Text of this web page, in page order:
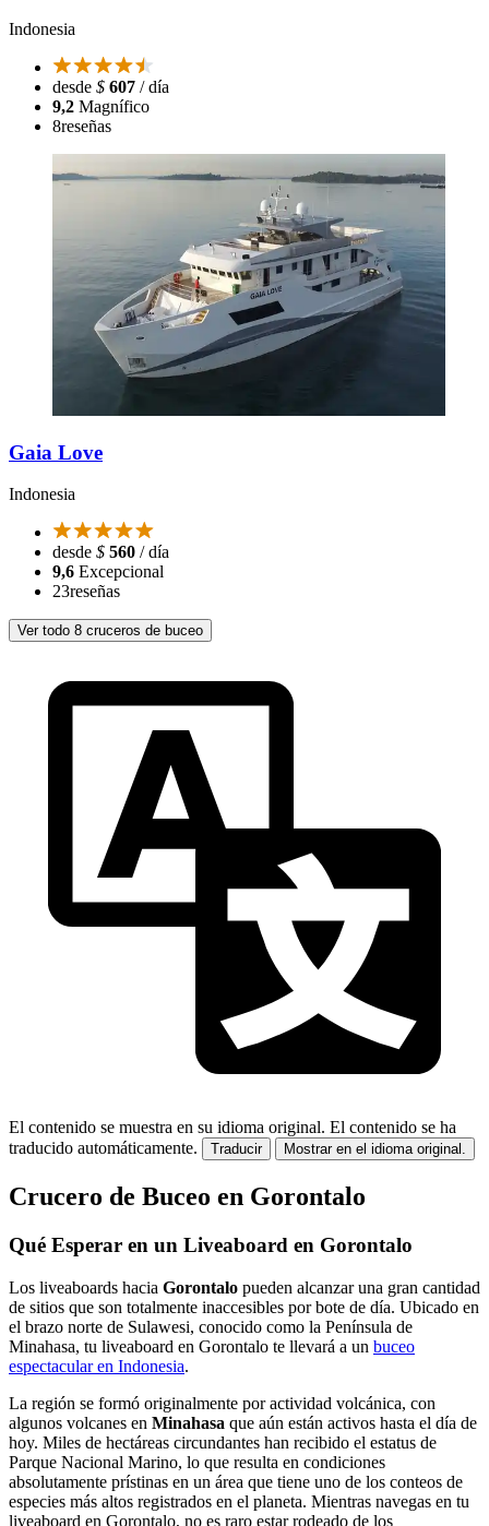
Indonesia
desde $ 607 / día
9,2 Magnífico
8reseñas
Gaia Love
Indonesia
desde $ 560 / día
9,6 Excepcional
23reseñas
Ver todo 8 cruceros de buceo
El contenido se muestra en su idioma original. El contenido se ha
traducido automáticamente.
Traducir Mostrar en el idioma original.
Crucero de Buceo en Gorontalo
Qué Esperar en un Liveaboard en Gorontalo
Los liveaboards hacia Gorontalo pueden alcanzar una gran cantidad
de sitios que son totalmente inaccesibles por bote de día. Ubicado en
el brazo norte de Sulawesi, conocido como la Península de
Minahasa, tu liveaboard en Gorontalo te llevará a un buceo
espectacular en Indonesia.
La región se formó originalmente por actividad volcánica, con
algunos volcanes en Minahasa que aún están activos hasta el día de
hoy. Miles de hectáreas circundantes han recibido el estatus de
Parque Nacional Marino, lo que resulta en condiciones
absolutamente prístinas en un área que tiene uno de los conteos de
especies más altos registrados en el planeta. Mientras navegas en tu
liveaboard en Gorontalo, no es raro estar rodeado de los